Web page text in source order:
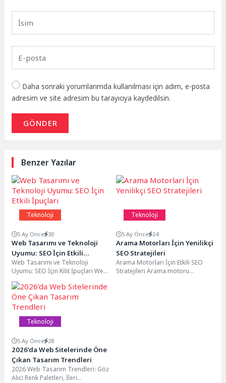
Daha sonraki yorumlarımda kullanılması için adım, e-posta
adresim ve site adresim bu tarayıcıya kaydedilsin.
GÖNDER
Benzer Yazılar
Teknoloji
5 Ay Önce 30
Web Tasarımı ve Teknoloji
Uyumu: SEO İçin Etkili
İpuçları
Web Tasarımı ve Teknoloji
Uyumu: SEO İçin Kilit İpuçları Web
sitenizin hızı, SEO performansınızı
önemli...
Teknoloji
5 Ay Önce 24
Arama Motorları İçin Yenilikçi
SEO Stratejileri
Arama Motorları İçin Etkili SEO
Stratejileri Arama motoru
Teknoloji
5 Ay Önce 28
2026’da Web Sitelerinde Öne
Çıkan Tasarım Trendleri
2026 Web Tasarım Trendleri: Göz
Alıcı Renk Paletleri, İleri